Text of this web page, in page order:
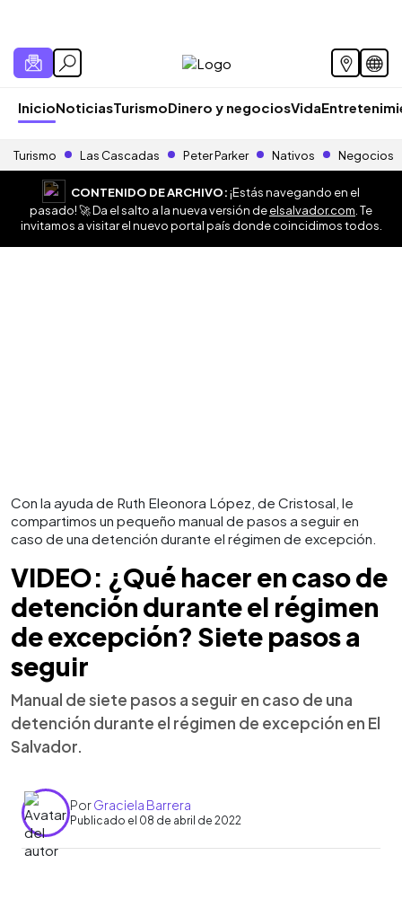
InicioNoticiasTurismoDinero y negociosVida
Turismo Las Cascadas Peter Parker Nativos Negocios
CONTENIDO DE ARCHIVO:¡Estás navegando en el
pasado! 🚀 Da el salto a la nueva versión deelsalvador.com . Te
invitamos a visitar el nuevo portal país donde coincidimos todos.
Con la ayuda de Ruth Eleonora López, de Cristosal, le
compartimos un pequeño manual de pasos a seguir en
caso de una detención durante el régimen de excepción.
VIDEO: ¿Qué hacer en caso de
detención durante el régimen
de excepción? Siete pasos a
seguir
Manual de siete pasos a seguir en caso de una
detención durante el régimen de excepción en El
Salvador.
PorGraciela Barrera
Publicado el 08 de abril de 2022